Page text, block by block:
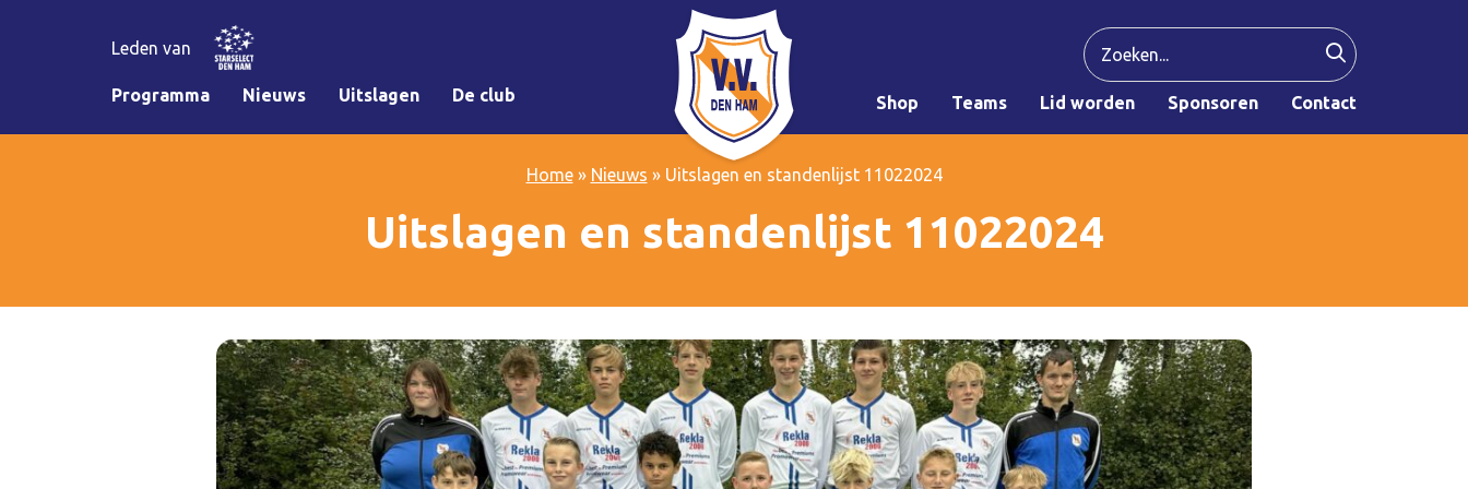
Leden van
Programma Nieuws Uitslagen De club Shop Teams Lid worden Sponsoren Contact
Home» Nieuws » Uitslagen en standenlijst 11022024
Uitslagen en standenlijst 11022024